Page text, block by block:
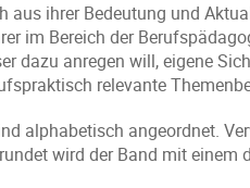
aus ihrer Bedeutung und
im Bereich der
dazu anregen will, eigene
relevante
alphabetisch angeordnet.
wird der Band mit einem